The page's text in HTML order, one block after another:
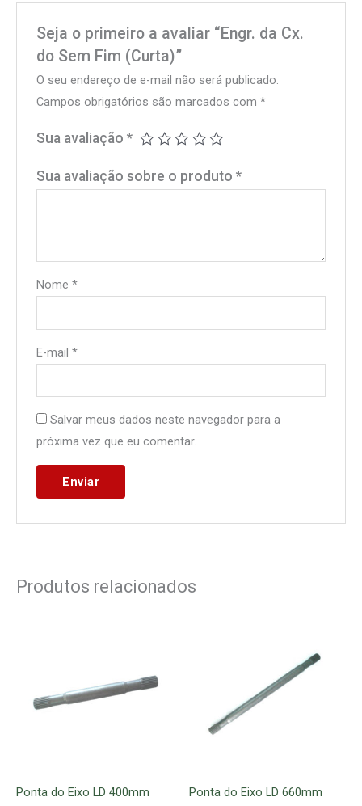
Seja o primeiro a avaliar “Engr. da Cx.
do Sem Fim (Curta)”
O seu endereço de e-mail não será publicado.
Campos obrigatórios são marcados com*
Sua avaliação*
Sua avaliação sobre o produto*
Nome*
E-mail*
Salvar meus dados neste navegador para a
próxima vez que eu comentar.
Produtos relacionados
Ponta do Eixo LD 400mm
Ponta do Eixo LD 660mm